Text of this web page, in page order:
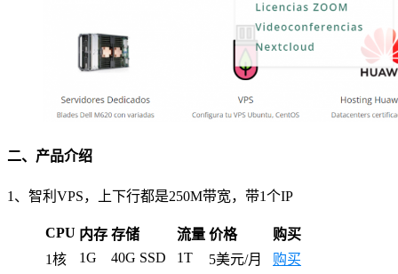
二、产品介绍
1、智利VPS，上下行都是250M带宽，带1个IP
CPU 内存 存储 流量 价格
购买
1核
1G 40G SSD 1T 5美元/月
购买